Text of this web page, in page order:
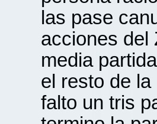
las pase
acciones del
media
el resto de
falto un tris